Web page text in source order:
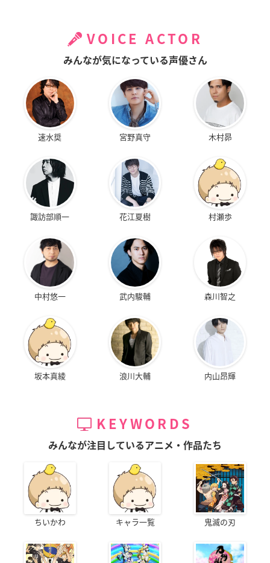
VOICE ACTOR
みんなが気になっている声優さん
速水奨 宮野真守 木村昴
諏訪部順一 花江夏樹 村瀬歩
中村悠一 武内駿輔 森川智之
坂本真綾 浪川大輔 内山昂輝
KEYWORDS
みんなが注目しているアニメ・作品たち
ちいかわ キャラ一覧 鬼滅の刃